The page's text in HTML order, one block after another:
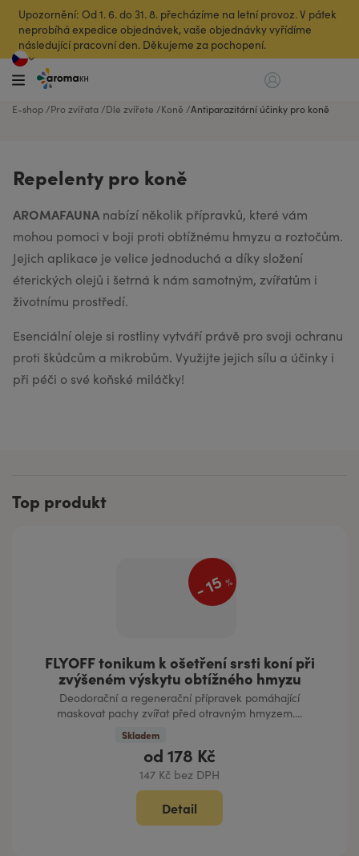
Upozornění: Od 1. 6. do 31. 8. přecházíme na letní provoz. V pátek
neprobíhá expedice objednávek, vaše objednávky vyřídíme
následující pracovní den. Děkujeme za pochopení.
E-shop Pro zvířata Dle zvířete Koně Antiparazitární účinky pro koně
Repelenty pro koně
AROMAFAUNAnabízí několik přípravků, které vám
mohou pomoci v boji proti obtížnému hmyzu a roztočům.
Jejich aplikace je velice jednoduchá a díky složení
éterických olejů i šetrná k nám samotným, zvířatům i
životnímu prostředí.
Esenciální oleje si rostliny vytváří právě pro svoji ochranu
proti škůdcům a mikrobům. Využijte jejich sílu a účinky i
při péči o své koňské miláčky!
Top produkt
-15%
FLYOFF tonikum k ošetření srsti koní při
zvýšeném výskytu obtížného hmyzu
Deodorační a regenerační přípravek pomáhající
maskovat pachy zvířat před otravným hmyzem....
Skladem
od178 Kč
147 Kč bez DPH
Detail